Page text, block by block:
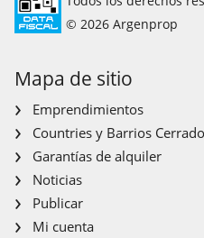
© 2026 Argenprop
Mapa de sitio
Emprendimientos
Countries y Barrios
Garantías de alquiler
Noticias
Publicar
Mi cuenta